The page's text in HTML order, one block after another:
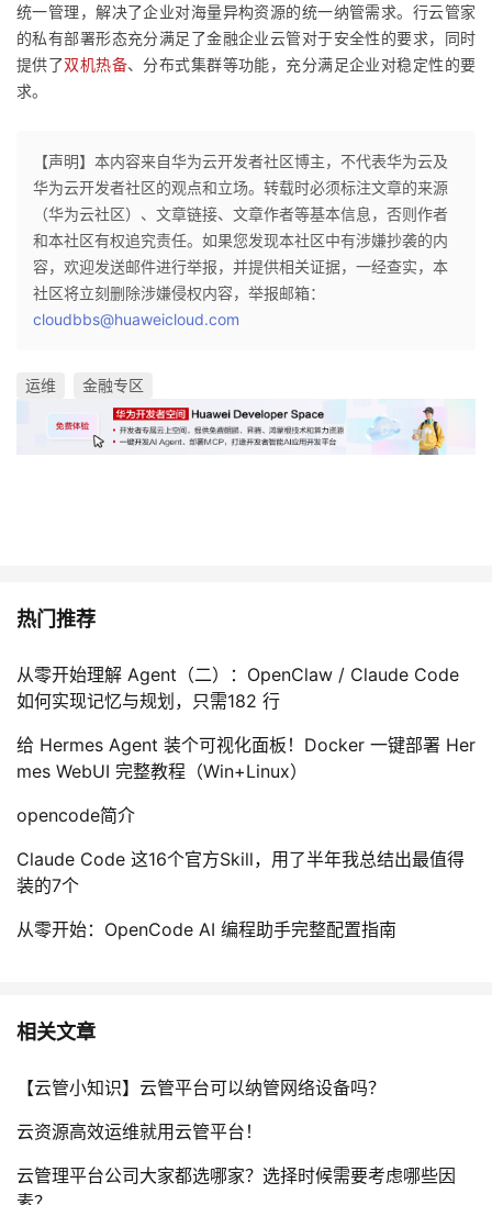
统一管理，解决了企业对海量异构资源的统一纳管需求。行云管家
的私有部署形态充分满足了金融企业云管对于安全性的要求，同时
提供了双机热备、分布式集群等功能，充分满足企业对稳定性的要
求。
【声明】本内容来自华为云开发者社区博主，不代表华为云及
华为云开发者社区的观点和立场。转载时必须标注文章的来源
（华为云社区）、文章链接、文章作者等基本信息，否则作者
和本社区有权追究责任。如果您发现本社区中有涉嫌抄袭的内
容，欢迎发送邮件进行举报，并提供相关证据，一经查实，本
社区将立刻删除涉嫌侵权内容，举报邮箱：
cloudbbs@huaweicloud.com
运维 金融专区
热门推荐
从零开始理解 Agent（二）：OpenClaw / Claude Code
如何实现记忆与规划，只需182 行
给 Hermes Agent 装个可视化面板！Docker 一键部署 Her
mes WebUI 完整教程（Win+Linux）
opencode简介
Claude Code 这16个官方Skill，用了半年我总结出最值得
装的7个
从零开始：OpenCode AI 编程助手完整配置指南
相关文章
【云管小知识】云管平台可以纳管网络设备吗？
云资源高效运维就用云管平台！
云管理平台公司大家都选哪家？选择时候需要考虑哪些因